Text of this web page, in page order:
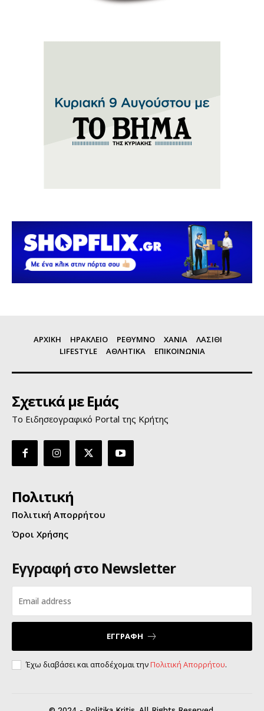
ΑΡΧΙΚΗ ΗΡΑΚΛΕΙΟ ΡΕΘΥΜΝΟ ΧΑΝΙΑ
ΛΑΣΙΘΙ
LIFESTYLE
ΑΘΛΗΤΙΚΑ ΕΠΙΚΟΙΝΩΝΙΑ
Σχετικά με Εμάς
Το Ειδησεογραφικό Portal της Κρήτης
Πολιτική
Πολιτική Απορρήτου
Όροι Χρήσης
Εγγραφή στο Newsletter
ΕΓΓΡΑΦΗ
Έχω διαβάσει και αποδέχομαι τηνΠολιτική Απορρήτου.